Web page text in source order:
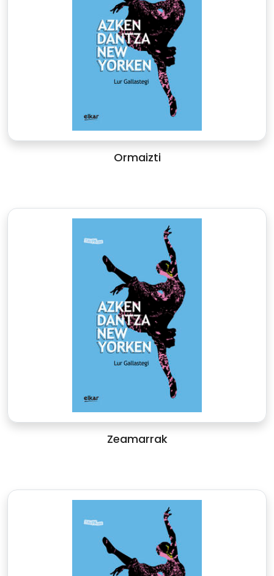
Ormaizti
Zeamarrak